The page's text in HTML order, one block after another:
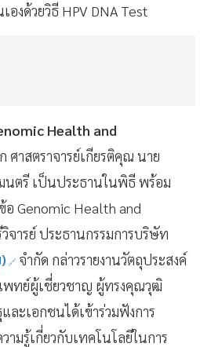
องด้วยวิธี HPV DNA Test
Health and
ศาสตราจารย์เกียรติคุณ นาย
ตรี เป็นประธานในพิธี พร้อม
Genomic Health and
ารย์ ประธานกรรมการบริษัท
) จำกัด กล่าวรายงานวัตถุประสงค์
พทย์ผู้เชี่ยวชาญ ผู้ทรงคุณวุฒิ
ละเอกชนได้เข้าร่วมฟังการ
ามรู้เกี่ยวกับเทคโนโลยีในการ